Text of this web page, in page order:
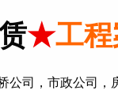
★工程
公司，市政公司，